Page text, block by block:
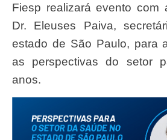
Fiesp realizará evento com
Dr. Eleuses Paiva,
estado de São Paulo, para
as perspectivas do setor
anos.